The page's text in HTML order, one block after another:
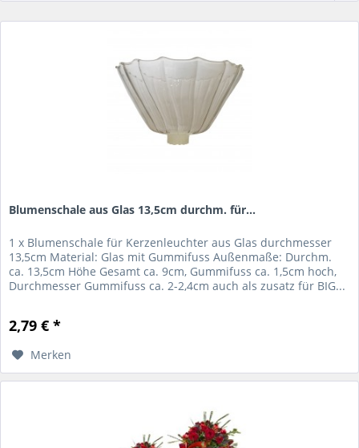
Blumenschale aus Glas 13,5cm durchm. für...
1 x Blumenschale für Kerzenleuchter aus Glas durchmesser
13,5cm Material: Glas mit Gummifuss Außenmaße: Durchm.
ca. 13,5cm Höhe Gesamt ca. 9cm, Gummifuss ca. 1,5cm hoch,
Durchmesser Gummifuss ca. 2-2,4cm auch als zusatz für BIG...
2,79 € *
Merken